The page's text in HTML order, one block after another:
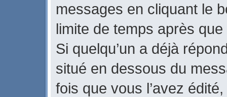
messages en cliquant le
limite de temps après
Si quelqu’un a déjà
situé en dessous du
fois que vous l’avez